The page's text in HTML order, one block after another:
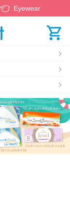
Eyewear